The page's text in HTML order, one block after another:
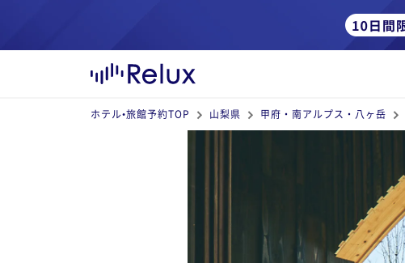
ホテル•旅館予約TOP 山梨県 甲府・南アルプス・八ヶ岳